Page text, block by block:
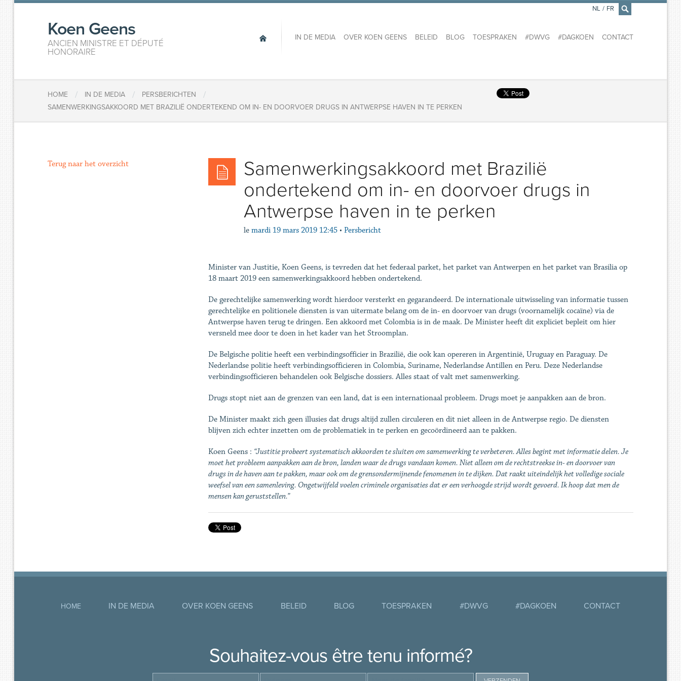
×
Koen Geens
ANCIEN MINISTRE ET DÉPUTÉ
HONORAIRE
IN DE MEDIA OVER KOEN GEENS BELEID BLOG TOESPRAKEN #DWVG #DAGKOEN CONTACT
NL / FR
HOME / IN DE MEDIA / PERSBERICHTEN /
SAMENWERKINGSAKKOORD MET BRAZILIË ONDERTEKEND OM IN- EN DOORVOER DRUGS IN ANTWERPSE HAVEN IN TE PERKEN
Samenwerkingsakkoord met Brazilië
ondertekend om in- en doorvoer drugs in
Antwerpse haven in te perken
le mardi 19 mars 2019 12:45 • Persbericht
Minister van Justitie, Koen Geens, is tevreden dat het federaal parket, het parket van Antwerpen en het parket van Brasilia op
18 maart 2019 een samenwerkingsakkoord hebben ondertekend.
De gerechtelijke samenwerking wordt hierdoor versterkt en gegarandeerd. De internationale uitwisseling van informatie tussen
gerechtelijke en politionele diensten is van uitermate belang om de in- en doorvoer van drugs (voornamelijk cocaïne) via de
Antwerpse haven terug te dringen. Een akkoord met Colombia is in de maak. De Minister heeft dit expliciet bepleit om hier
versneld mee door te doen in het kader van het Stroomplan.
De Belgische politie heeft een verbindingsofficier in Brazilië, die ook kan opereren in Argentinië, Uruguay en Paraguay. De
Nederlandse politie heeft verbindingsofficieren in Colombia, Suriname, Nederlandse Antillen en Peru. Deze Nederlandse
verbindingsofficieren behandelen ook Belgische dossiers. Alles staat of valt met samenwerking.
Drugs stopt niet aan de grenzen van een land, dat is een internationaal probleem. Drugs moet je aanpakken aan de bron.
De Minister maakt zich geen illusies dat drugs altijd zullen circuleren en dit niet alleen in de Antwerpse regio. De diensten
blijven zich echter inzetten om de problematiek in te perken en gecoördineerd aan te pakken.
Koen Geens : “Justitie probeert systematisch akkoorden te sluiten om samenwerking te verbeteren. Alles begint met informatie delen. Je
moet het probleem aanpakken aan de bron, landen waar de drugs vandaan komen. Niet alleen om de rechtstreekse in- en doorvoer van
drugs in de haven aan te pakken, maar ook om de grensondermijnende fenomenen in te dijken. Dat raakt uiteindelijk het volledige sociale
weefsel van een samenleving. Ongetwijfeld voelen criminele organisaties dat er een verhoogde strijd wordt gevoerd. Ik hoop dat men de
mensen kan geruststellen.”
Terug naar het overzicht
HOME IN DE MEDIA OVER KOEN GEENS BELEID BLOG TOESPRAKEN #DWVG #DAGKOEN CONTACT
Souhaitez-vous être tenu informé?